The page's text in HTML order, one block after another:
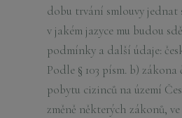
dobu trvání smlouvy jednat
v jakém jazyce mu budou
podmínky a další údaje:
Podle § 103 písm. b) zákona
pobytu cizinců na území
změně některých zákonů,